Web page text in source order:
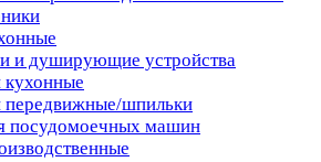
и душирующие устройства
кухонные
передвижные/шпильки
посудомоечных машин